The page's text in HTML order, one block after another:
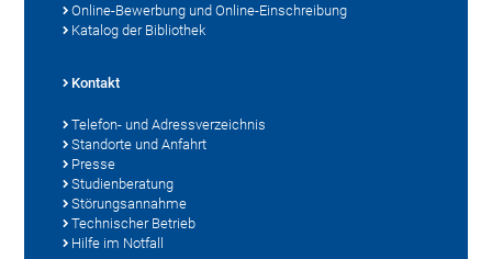
Online-Bewerbung und Online-Einschreibung
Katalog der Bibliothek
Kontakt
Telefon- und Adressverzeichnis
Standorte und Anfahrt
Presse
Studienberatung
Störungsannahme
Technischer Betrieb
Hilfe im Notfall